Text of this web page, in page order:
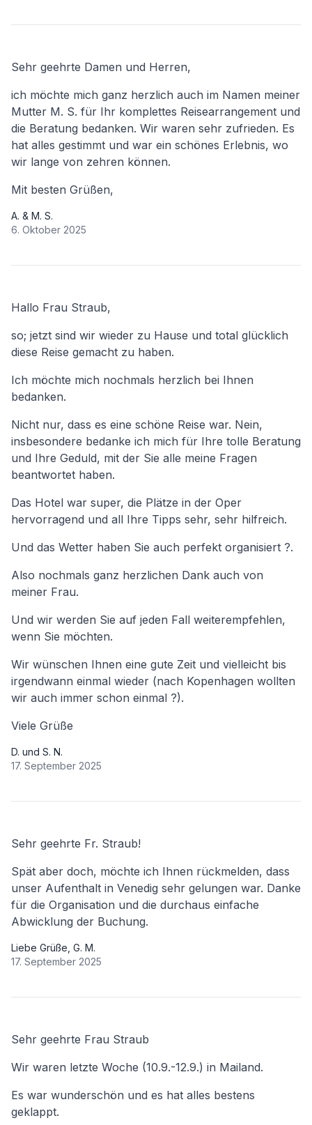
Sehr geehrte Damen und Herren,
ich möchte mich ganz herzlich auch im Namen meiner
Mutter M. S. für Ihr komplettes Reisearrangement und
die Beratung bedanken. Wir waren sehr zufrieden. Es
hat alles gestimmt und war ein schönes Erlebnis, wo
wir lange von zehren können.
Mit besten Grüßen,
A. & M. S.
6. Oktober 2025
Hallo Frau Straub,
so; jetzt sind wir wieder zu Hause und total glücklich
diese Reise gemacht zu haben.
Ich möchte mich nochmals herzlich bei Ihnen
bedanken.
Nicht nur, dass es eine schöne Reise war. Nein,
insbesondere bedanke ich mich für Ihre tolle Beratung
und Ihre Geduld, mit der Sie alle meine Fragen
beantwortet haben.
Das Hotel war super, die Plätze in der Oper
hervorragend und all Ihre Tipps sehr, sehr hilfreich.
Und das Wetter haben Sie auch perfekt organisiert ?.
Also nochmals ganz herzlichen Dank auch von
meiner Frau.
Und wir werden Sie auf jeden Fall weiterempfehlen,
wenn Sie möchten.
Wir wünschen Ihnen eine gute Zeit und vielleicht bis
irgendwann einmal wieder (nach Kopenhagen wollten
wir auch immer schon einmal ?).
Viele Grüße
D. und S. N.
17. September 2025
Sehr geehrte Fr. Straub!
Spät aber doch, möchte ich Ihnen rückmelden, dass
unser Aufenthalt in Venedig sehr gelungen war. Danke
für die Organisation und die durchaus einfache
Abwicklung der Buchung.
Liebe Grüße, G. M.
17. September 2025
Sehr geehrte Frau Straub
Wir waren letzte Woche (10.9.-12.9.) in Mailand.
Es war wunderschön und es hat alles bestens
geklappt.